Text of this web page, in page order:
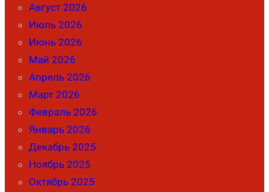
Август 2026
Июль 2026
Июнь 2026
Май 2026
Апрель 2026
Март 2026
Февраль 2026
Январь 2026
Декабрь 2025
Ноябрь 2025
Октябрь 2025